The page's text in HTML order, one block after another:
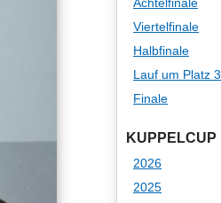
Viertelfinale
Halbfinale
Lauf um Platz 3
Finale
KUPPELCUP
2026
2025